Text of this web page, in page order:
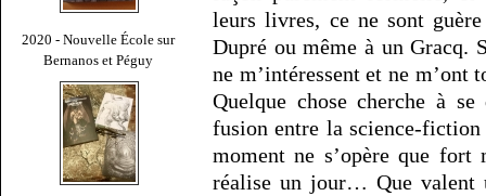
2020 - Nouvelle École sur
Bernanos et Péguy
leurs livres, ce ne sont
Dupré ou même à un Gracq.
ne m’intéressent et ne m’ont
Quelque chose cherche à
fusion entre la science-
moment ne s’opère que fort
réalise un jour… Que valent